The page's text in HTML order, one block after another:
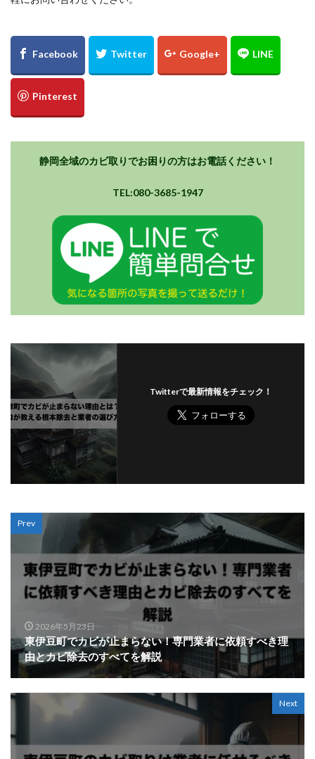
静岡全域のカビ取りでお困りの方はお電話ください！
TEL:080-3685-1947
Twitterで最新情報をチェック！
Prev
2026年5月23日
東伊豆町でカビが止まらない！専門業者に依頼すべき理
由とカビ除去のすべてを解説
Next